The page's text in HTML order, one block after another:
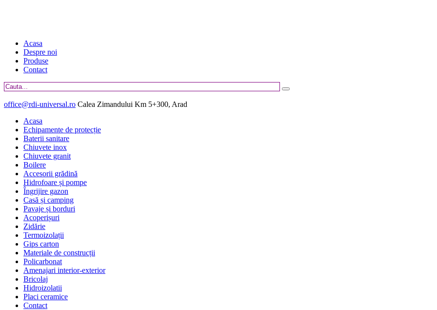
Acasa
Despre noi
Produse
Contact
office@rdi-universal.ro Calea Zimandului Km 5+300, Arad
Acasa
Echipamente de protecție
Baterii sanitare
Chiuvete inox
Chiuvete granit
Boilere
Accesorii grădină
Hidrofoare și pompe
Îngrijire gazon
Casă și camping
Pavaje și borduri
Acoperișuri
Zidărie
Termoizolații
Gips carton
Materiale de construcții
Policarbonat
Amenajari interior-exterior
Bricolaj
Hidroizolatii
Placi ceramice
Contact